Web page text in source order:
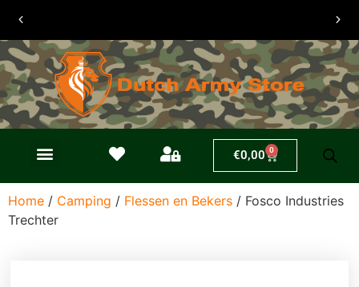
30 dagen
retouren
€0,00 0
Home / Camping / Flessen en Bekers / Fosco Industries
Trechter